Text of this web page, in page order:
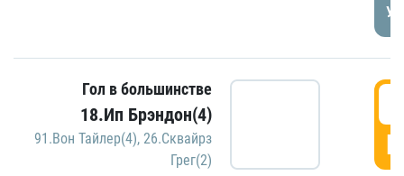
Гол в большинстве
18.Ип Брэндон(4)
91.Вон Тайлер(4), 26.Сквайрз
Грег(2)